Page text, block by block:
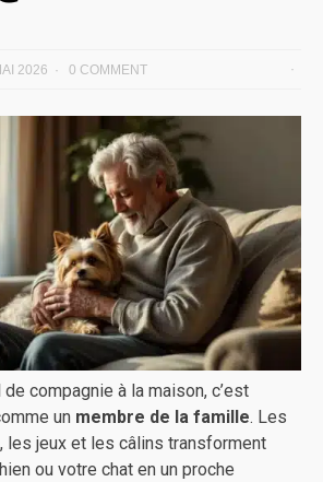
2026 0 COMMENT
compagnie à la maison, c’est
un membre de la famille. Les
les jeux et les câlins transforment
ou votre chat en un proche